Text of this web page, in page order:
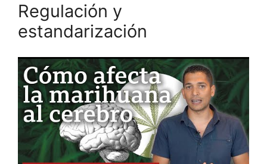
Regulación y
estandarización